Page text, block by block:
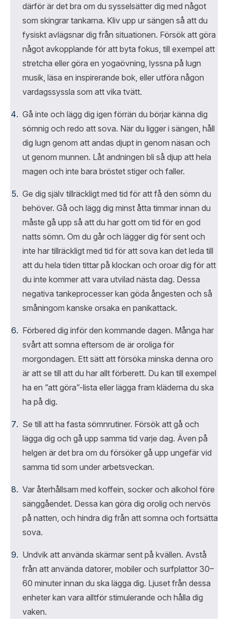
därför är det bra om du sysselsätter dig med något
som skingrar tankarna. Kliv upp ur sängen så att du
fysiskt avlägsnar dig från situationen. Försök att göra
något avkopplande för att byta fokus, till exempel att
stretcha eller göra en yogaövning, lyssna på lugn
musik, läsa en inspirerande bok, eller utföra någon
vardagssyssla som att vika tvätt.
Gå inte och lägg dig igen förrän du börjar känna dig
sömnig och redo att sova. När du ligger i sängen, håll
dig lugn genom att andas djupt in genom näsan och
ut genom munnen. Låt andningen bli så djup att hela
magen och inte bara bröstet stiger och faller.
Ge dig själv tillräckligt med tid för att få den sömn du
behöver. Gå och lägg dig minst åtta timmar innan du
måste gå upp så att du har gott om tid för en god
natts sömn. Om du går och lägger dig för sent och
inte har tillräckligt med tid för att sova kan det leda till
att du hela tiden tittar på klockan och oroar dig för att
du inte kommer att vara utvilad nästa dag. Dessa
negativa tankeprocesser kan göda ångesten och så
småningom kanske orsaka en panikattack.
Förbered dig inför den kommande dagen. Många har
svårt att somna eftersom de är oroliga för
morgondagen. Ett sätt att försöka minska denna oro
är att se till att du har allt förberett. Du kan till exempel
ha en ”att göra”-lista eller lägga fram kläderna du ska
ha på dig.
Se till att ha fasta sömnrutiner. Försök att gå och
lägga dig och gå upp samma tid varje dag. Även på
helgen är det bra om du försöker gå upp ungefär vid
samma tid som under arbetsveckan.
Var återhållsam med koffein, socker och alkohol före
sänggåendet. Dessa kan göra dig orolig och nervös
på natten, och hindra dig från att somna och fortsätta
sova.
Undvik att använda skärmar sent på kvällen. Avstå
från att använda datorer, mobiler och surfplattor 30–
60 minuter innan du ska lägga dig. Ljuset från dessa
enheter kan vara alltför stimulerande och hålla dig
vaken.